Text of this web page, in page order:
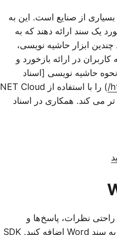
از صنایع است. این به
یک سند ارائه دهند که به
ابزار حاشیه نویسی،
در ارائه بازخورد و
حاشیه نویسی [اسناد
) را با استفاده از NET Cloud
راحتی نظرات، پاسخ‌ها و
حاشیه‌نویسی‌ها را به صورت برنامه‌نویسی و با استفاده از زبان C# به سند Word اضافه کنید. SDK